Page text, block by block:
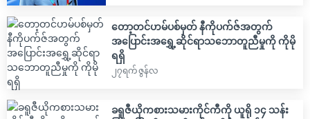
တော့တင်ဟမ်ပစ်မှတ် နီကိုပက်ဇ်အတွက်
အပြောင်းအရွှေ့ဆိုင်ရာသဘောတူညီမှုကို ကိုမို
ရရှိ
၂၇ရက် ဇွန်လ
ခရူဇီယိုကစားသမားကိုင်ကီကို ယူရို ၁၄ သန်း